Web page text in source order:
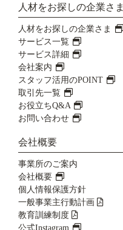
人材をお探しの企業さま
人材をお探しの企業さま
サービス一覧
サービス詳細
会社案内
スタッフ活用のPOINT
取引先一覧
お役立ちQ&A
お問い合わせ
会社概要
事業所のご案内
会社概要
個人情報保護方針
一般事業主行動計画
教育訓練制度
公式Instagram